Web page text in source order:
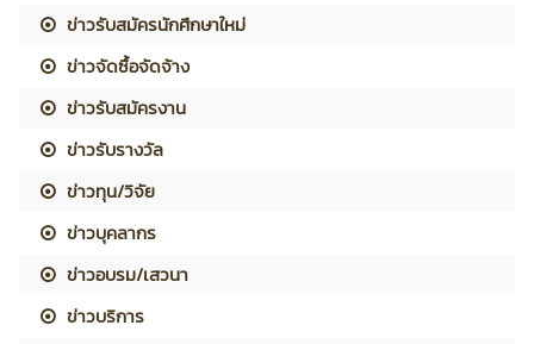
ข่าวรับสมัครนักศึกษาใหม่
ข่าวจัดซื้อจัดจ้าง
ข่าวรับสมัครงาน
ข่าวรับรางวัล
ข่าวทุน/วิจัย
ข่าวบุคลากร
ข่าวอบรม/เสวนา
ข่าวบริการ